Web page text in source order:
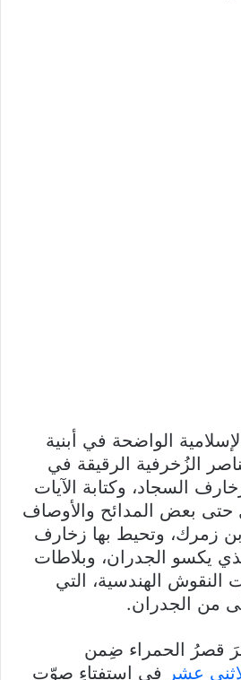
الواضحة في أبنية
الزُخرفية الرقيقة في
السجاد، وكتابة الآيات
بل حتى بعض المدائح والأوصاف
زمرك، وتحيط بها زخارف
يكسو الجدران، وبلاطات
النقوش الهندسية، التي
من الجدران.
اُخْتِيرَ قصرُ الحمراء ضِمن
عشر في استفتاءٍ صوّت